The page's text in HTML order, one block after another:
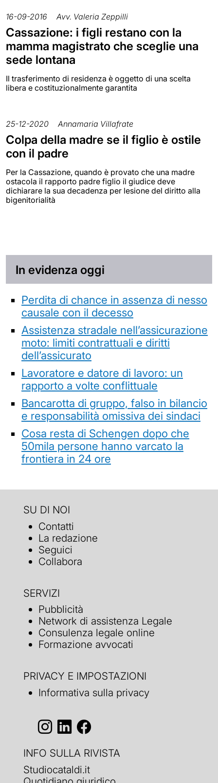
16-09-2016 Avv. Valeria Zeppilli
Cassazione: i figli restano con la
mamma magistrato che sceglie una
sede lontana
Il trasferimento di residenza è oggetto di una scelta
libera e costituzionalmente garantita
25-12-2020 Annamaria Villafrate
Colpa della madre se il figlio è ostile
con il padre
Per la Cassazione, quando è provato che una madre
ostacola il rapporto padre figlio il giudice deve
dichiarare la sua decadenza per lesione del diritto alla
bigenitorialità
In evidenza oggi
Perdita di chance in assenza di nesso
causale con il decesso
Assistenza stradale nell’assicurazione
moto: limiti contrattuali e diritti
dell’assicurato
Lavoratore e datore di lavoro: un
rapporto a volte conflittuale
Bancarotta di gruppo, falso in bilancio
e responsabilità omissiva dei sindaci
Cosa resta di Schengen dopo che
50mila persone hanno varcato la
frontiera in 24 ore
SU DI NOI
Contatti
La redazione
Seguici
Collabora
SERVIZI
Pubblicità
Network di assistenza Legale
Consulenza legale online
Formazione avvocati
PRIVACY E IMPOSTAZIONI
Informativa sulla privacy
INFO SULLA RIVISTA
Studiocataldi.it